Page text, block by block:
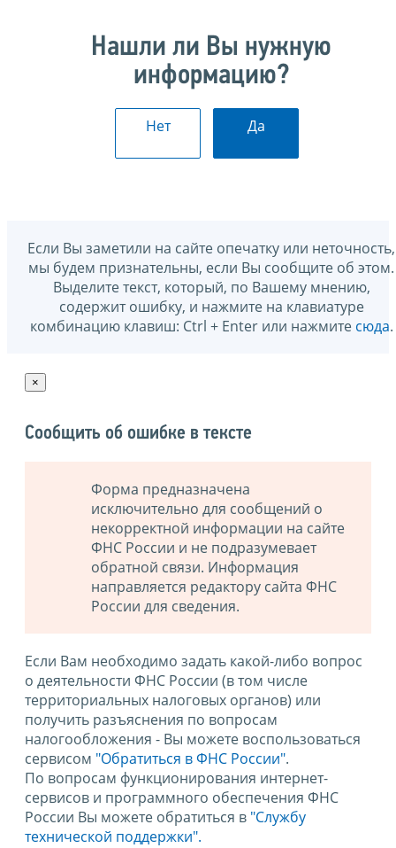
Нашли ли Вы нужную
информацию?
Нет Да
Если Вы заметили на сайте опечатку или неточность,
мы будем признательны, если Вы сообщите об этом.
Выделите текст, который, по Вашему мнению,
содержит ошибку, и нажмите на клавиатуре
комбинацию клавиш: Ctrl + Enter или нажмите сюда.
×
Сообщить об ошибке в тексте
Форма предназначена
исключительно для сообщений о
некорректной информации на сайте
ФНС России и не подразумевает
обратной связи. Информация
направляется редактору сайта ФНС
России для сведения.
Если Вам необходимо задать какой-либо вопрос
о деятельности ФНС России (в том числе
территориальных налоговых органов) или
получить разъяснения по вопросам
налогообложения - Вы можете воспользоваться
сервисом "Обратиться в ФНС России".
По вопросам функционирования интернет-
сервисов и программного обеспечения ФНС
России Вы можете обратиться в "Службу
технической поддержки".